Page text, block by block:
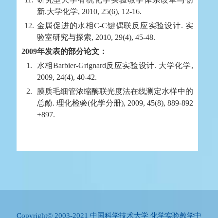
新.大学化学, 2010, 25(6), 12-16.
12. 金属促进的水相C-C键偶联反应实验设计. 实
验室研究与探索, 2010, 29(4), 45-48.
2009年发表的部分论文：
1.
水相Barbier-Grignard反应实验设计. 大学化学,
2009, 24(4), 40-42.
2.
膜质毛细管浓缩酶联光度法在线测定水样中的
总酚. 理化检验(化学分册), 2009, 45(8), 889-892
+897.
Copyright© 2003-2021 中国科学技术大学 化学实验教学中